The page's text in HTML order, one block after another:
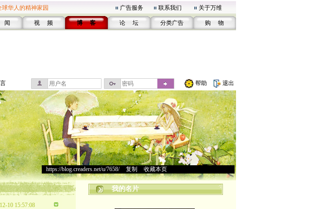
华人的精神家园 广告服务 联系我们 关于万维
闻 视 频 博 客 论 坛 分类广告 购 物
帮助 退出
https://blog.creaders.net/u/7658/> 复制 收藏本页
10 15:57:08
我的名片